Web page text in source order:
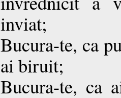
inviat;
Bucura-te, ca
ai biruit;
Bucura-te, ca